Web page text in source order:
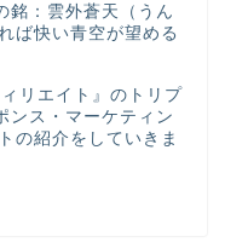
銘：雲外蒼天（うん
ば快い青空が望める
リエイト』のトリプ
ンス・マーケティン
の紹介をしていきま